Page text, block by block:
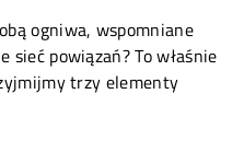
ogniwa, wspomniane
sieć powiązań? To właśnie
trzy elementy